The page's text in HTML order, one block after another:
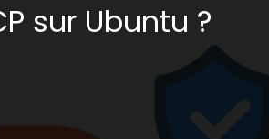
sur Ubuntu ?